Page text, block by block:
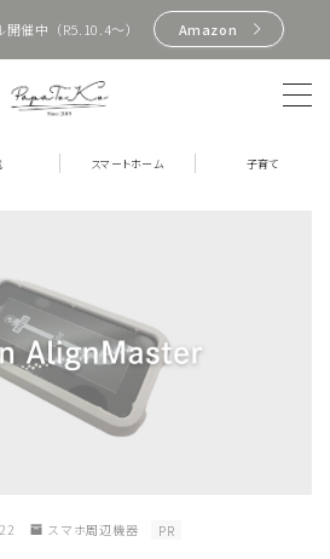
催中（R5.10.4〜） Amazon
スマートホーム 子育て
スマホ周辺機器 PR